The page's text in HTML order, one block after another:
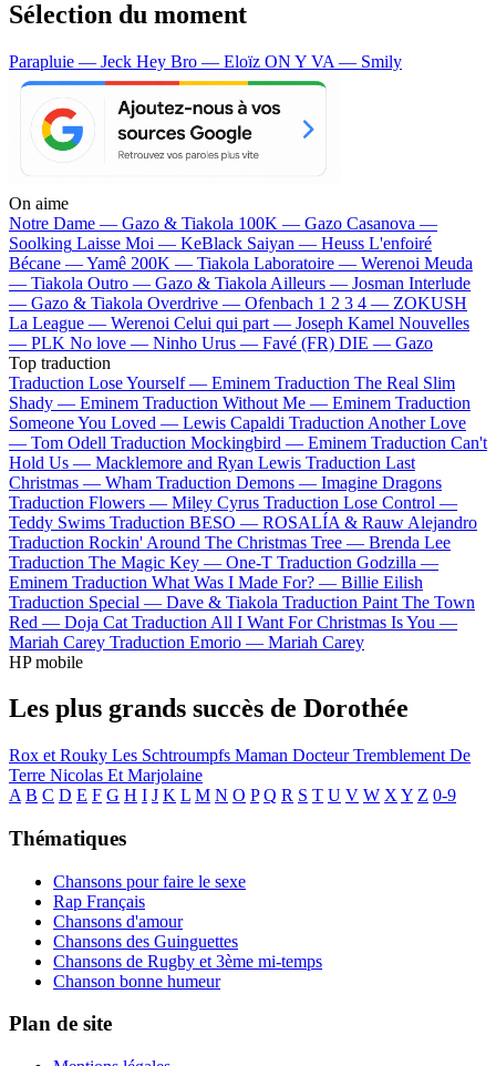
Sélection du moment
Parapluie — Jeck Hey Bro — Eloïz ON Y VA — Smily
On aime
Notre Dame — Gazo & Tiakola 100K — Gazo Casanova —
Soolking Laisse Moi — KeBlack Saiyan — Heuss L'enfoiré
Bécane —Yamê 200K — Tiakola Laboratoire — Werenoi Meuda
— Tiakola Outro — Gazo & Tiakola Ailleurs — Josman Interlude
— Gazo & Tiakola Overdrive — Ofenbach 1 2 3 4 — ZOKUSH
La League — Werenoi Celui qui part — Joseph Kamel Nouvelles
— PLK No love — Ninho Urus — Favé (FR) DIE — Gazo
Top traduction
Traduction Lose Yourself — Eminem Traduction The Real Slim
Shady — Eminem Traduction Without Me — Eminem Traduction
Someone You Loved — Lewis Capaldi Traduction Another Love
— Tom Odell Traduction Mockingbird — Eminem Traduction Can't
Hold Us — Macklemore and Ryan Lewis Traduction Last
Christmas — Wham Traduction Demons — Imagine Dragons
Traduction Flowers — Miley Cyrus Traduction Lose Control —
Teddy Swims Traduction BESO — ROSALÍA & Rauw Alejandro
Traduction Rockin' Around The Christmas Tree — Brenda Lee
Traduction The Magic Key — One-T Traduction Godzilla —
Eminem Traduction What Was I Made For? — Billie Eilish
Traduction Special — Dave & Tiakola Traduction Paint The Town
Red — Doja Cat Traduction All I Want For Christmas Is You —
Mariah Carey Traduction Emorio — Mariah Carey
HP mobile
Les plus grands succès de Dorothée
Rox et Rouky Les Schtroumpfs Maman DocteurTremblement De
Terre Nicolas Et Marjolaine
A B C D E F G H I J K L M N O P Q R S T U V W X Y Z 0-9
Thématiques
Chansons pour faire le sexe
Rap Français
Chansons d'amour
Chansons des Guinguettes
Chansons de Rugby et 3ème mi-temps
Chanson bonne humeur
Plan de site